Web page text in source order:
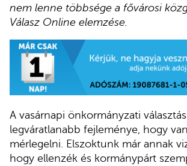
nem lenne többsége a fővárosi
Válasz Online elemzése.
A vasárnapi önkormányzati választás
legváratlanabb fejleménye, hogy
mérlegelni. Elszoktunk már annak
hogy ellenzék és kormánypárt